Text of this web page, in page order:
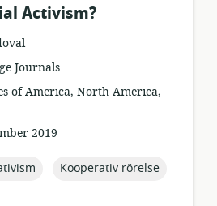
Activism?
Journals
of America, North America,
2019
topic:
Kooperativ rörelse